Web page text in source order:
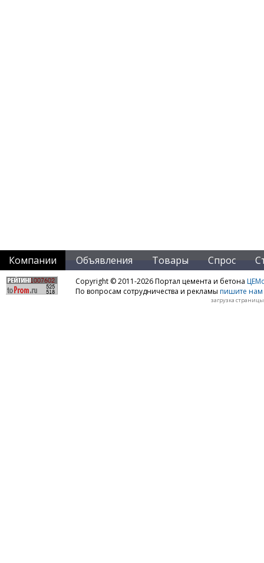
Компании Объявления Товары Спрос
Copyright © 2011-2026 Портал цемента и бетона
По вопросам сотрудничества и рекламы пишите нам
загрузка